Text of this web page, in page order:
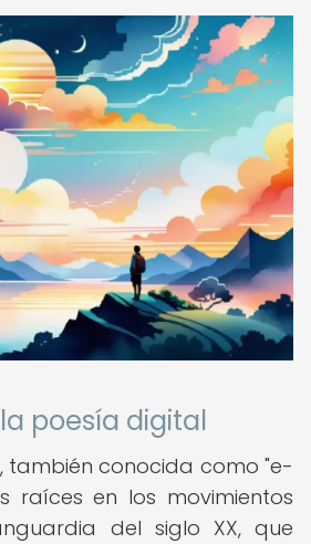
poesía digital
también conocida como "e-
raíces en los movimientos
del siglo XX, que